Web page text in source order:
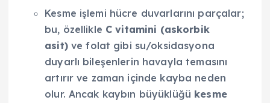
Kesme işlemi hücre duvarlarını parçalar;
bu, özellikle C vitamini (askorbik
asit)ve folat gibi su/oksidasyona
duyarlı bileşenlerin havayla temasını
artırır ve zaman içinde kayba neden
olur. Ancak kaybın büyüklüğü kesme